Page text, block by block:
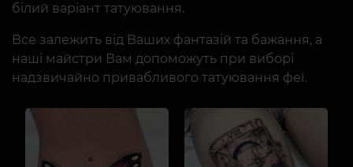
білий варіант татуювання.
Все залежить від Ваших фантазій та бажання, а
наші майстри Вам допоможуть при виборі
надзвичайно привабливого татуювання феї.